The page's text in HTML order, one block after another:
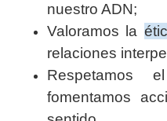
nuestro ADN;
Valoramos la
relaciones
Respetamos
fomentamos